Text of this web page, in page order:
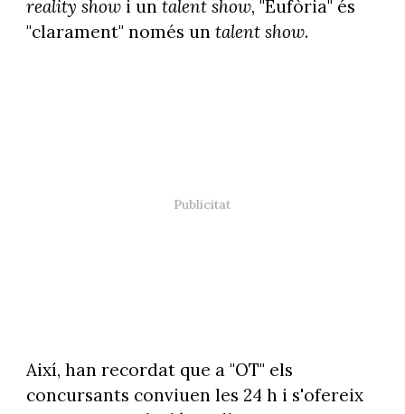
reality showi un talent show, "Eufòria" és
"clarament" només untalent show.
Així, han recordat que a "OT" els
concursants conviuen les 24 h i s'ofereix